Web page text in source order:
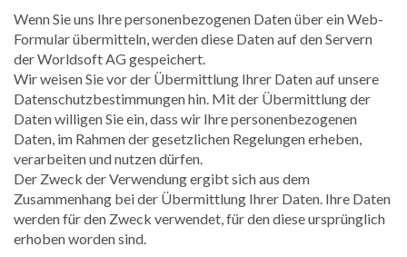
Wenn Sie uns Ihre personenbezogenen Daten über ein Web-
Formular übermitteln, werden diese Daten auf den Servern
der Worldsoft AG gespeichert.
Wir weisen Sie vor der Übermittlung Ihrer Daten auf unsere
Datenschutzbestimmungen hin. Mit der Übermittlung der
Daten willigen Sie ein, dass wir Ihre personenbezogenen
Daten, im Rahmen der gesetzlichen Regelungen erheben,
verarbeiten und nutzen dürfen.
Der Zweck der Verwendung ergibt sich aus dem
Zusammenhang bei der Übermittlung Ihrer Daten. Ihre Daten
werden für den Zweck verwendet, für den diese ursprünglich
erhoben worden sind.